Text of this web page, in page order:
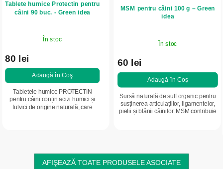
Tablete humice Protectin pentru
câini 90 buc. - Green idea
În stoc
80 lei
Adaugă în Coş
Tabletele humice PROTECTIN
pentru câini conțin acizi humici și
fulvici de origine naturală, care
MSM pentru câini 100 g – Green
idea
În stoc
60 lei
Adaugă în Coş
Sursă naturală de sulf organic pentru
susținerea articulațiilor, ligamentelor,
pielii și blănii câinilor. MSM contribuie
AFIŞEAZĂ TOATE PRODUSELE ASOCIATE